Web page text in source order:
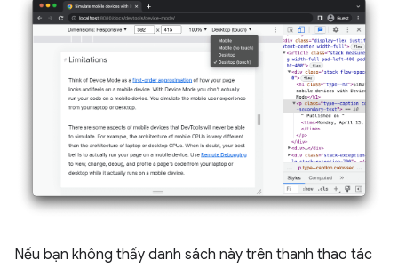
Nếu bạn không thấy danh sách này trên thanh thao tác